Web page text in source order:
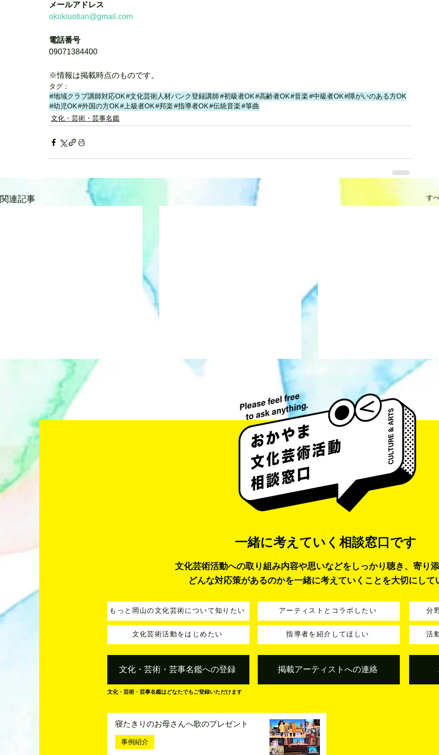
メールアドレス
okukiuotian@gmail.com
電話番号
09071384400
※情報は掲載時点のものです。
タグ：
#地域クラブ講師対応OK#文化芸術人材バンク登録講師#初級者OK#高齢者OK#音楽#中級者OK#障がいのある方OK
#幼児OK#外国の方OK#上級者OK#邦楽#指導者OK#伝統音楽#箏曲
文化・芸術・芸事名鑑
関連記事 す
aya_creative アヤ クリエ
イティブ
梅田彩香 Ayaka Umeda
井藤 侃山 Kanzan Ito
一緒に考えていく 相談窓口です
文化芸術活動への取り組み内容や思いなどをしっかり聴き、寄り
どんな対応策があるのかを一緒に考えていくことを大切にして
もっと岡山の文化芸術について知りたい
文化芸術活動をはじめたい
アーティストとコラボしたい
指導者を紹介してほしい
分
活
文化・芸術・芸事名鑑への登録 掲載アーティストへの連絡
文化・芸術・芸事名鑑はどなたでもご登録いただけます
寝たきりのお母さんへ歌のプレゼント
事例紹介